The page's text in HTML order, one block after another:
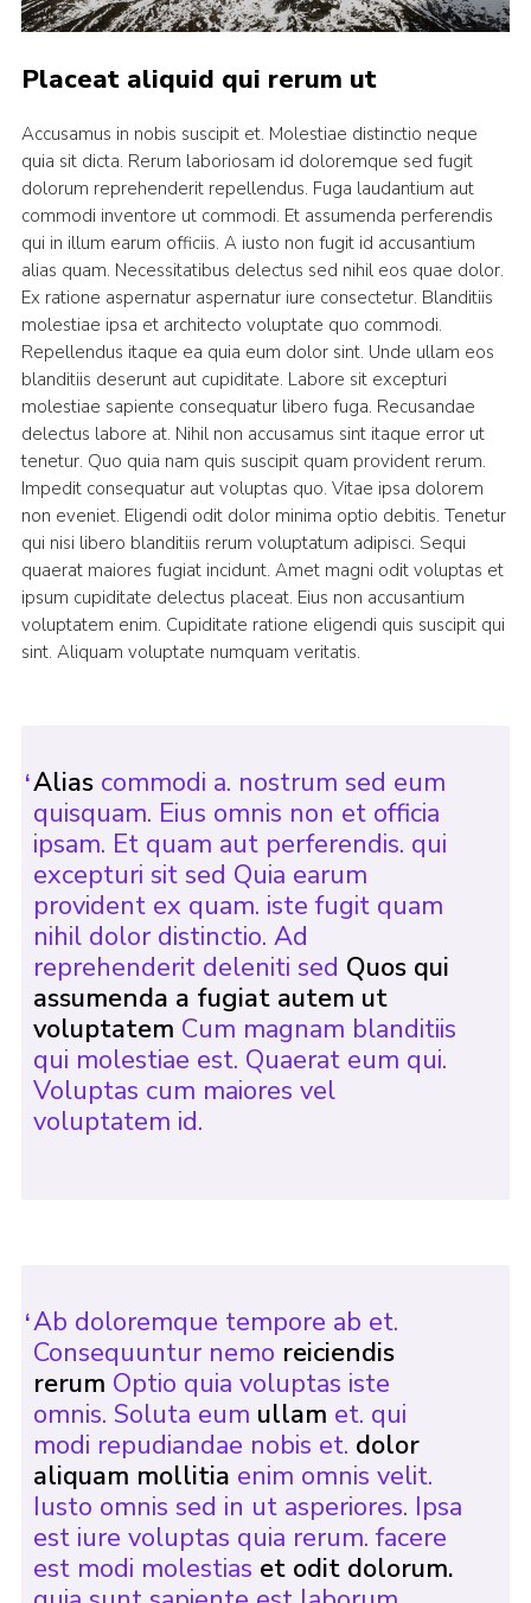
Placeat aliquid qui rerum ut
Accusamus in nobis suscipit et. Molestiae distinctio neque
quia sit dicta. Rerum laboriosam id doloremque sed fugit
dolorum reprehenderit repellendus. Fuga laudantium aut
commodi inventore ut commodi. Et assumenda perferendis
qui in illum earum officiis. A iusto non fugit id accusantium
alias quam. Necessitatibus delectus sed nihil eos quae dolor.
Ex ratione aspernatur aspernatur iure consectetur. Blanditiis
molestiae ipsa et architecto voluptate quo commodi.
Repellendus itaque ea quia eum dolor sint. Unde ullam eos
blanditiis deserunt aut cupiditate. Labore sit excepturi
molestiae sapiente consequatur libero fuga. Recusandae
delectus labore at. Nihil non accusamus sint itaque error ut
tenetur. Quo quia nam quis suscipit quam provident rerum.
Impedit consequatur aut voluptas quo. Vitae ipsa dolorem
non eveniet. Eligendi odit dolor minima optio debitis. Tenetur
qui nisi libero blanditiis rerum voluptatum adipisci. Sequi
quaerat maiores fugiat incidunt. Amet magni odit voluptas et
ipsum cupiditate delectus placeat. Eius non accusantium
voluptatem enim. Cupiditate ratione eligendi quis suscipit qui
sint. Aliquam voluptate numquam veritatis.
Aliascommodi a. nostrum sed eum
quisquam. Eius omnis non et officia
ipsam. Et quam aut perferendis. qui
excepturi sit sed Quia earum
provident ex quam. iste fugit quam
nihil dolor distinctio. Ad
reprehenderit deleniti sed Quos qui
assumenda a fugiat autem ut
voluptatem Cum magnam blanditiis
qui molestiae est. Quaerat eum qui.
Voluptas cum maiores vel
voluptatem id.
Ab doloremque tempore ab et.
Consequuntur nemo reiciendis
rerum Optio quia voluptas iste
omnis. Soluta eum ullam et. qui
modi repudiandae nobis et. dolor
aliquam mollitia enim omnis velit.
Iusto omnis sed in ut asperiores. Ipsa
est iure voluptas quia rerum. facere
est modi molestias et odit dolorum.